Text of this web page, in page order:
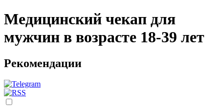
Медицинский чекап для
мужчин в возрасте 18-39 лет
Рекомендации